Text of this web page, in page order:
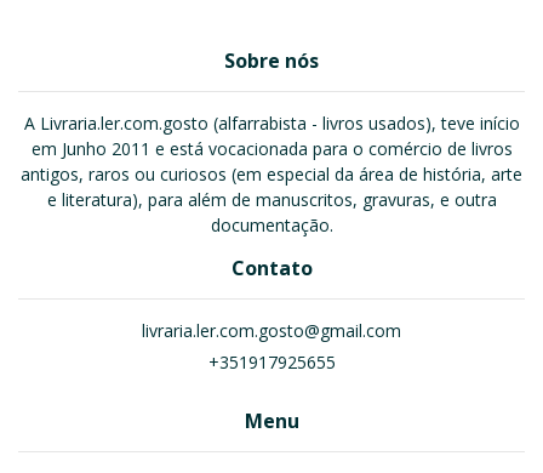
Sobre nós
A Livraria.ler.com.gosto (alfarrabista - livros usados), teve início
em Junho 2011 e está vocacionada para o comércio de livros
antigos, raros ou curiosos (em especial da área de história, arte
e literatura), para além de manuscritos, gravuras, e outra
documentação.
Contato
livraria.ler.com.gosto@gmail.com
+351917925655
Menu